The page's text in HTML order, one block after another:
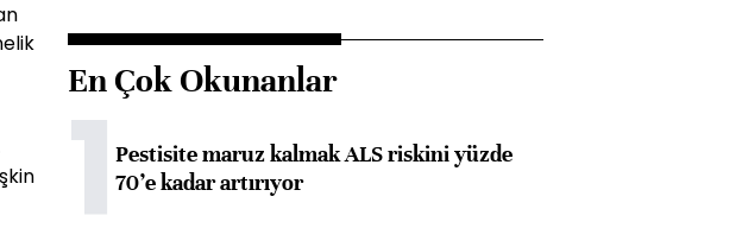
En Çok Okunanlar
1Pestisite maruz kalmak ALS riskini yüzde
70’e kadar artırıyor